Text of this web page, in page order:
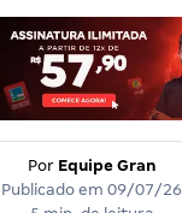
Por Equipe Gran
Publicado em 09/07/26